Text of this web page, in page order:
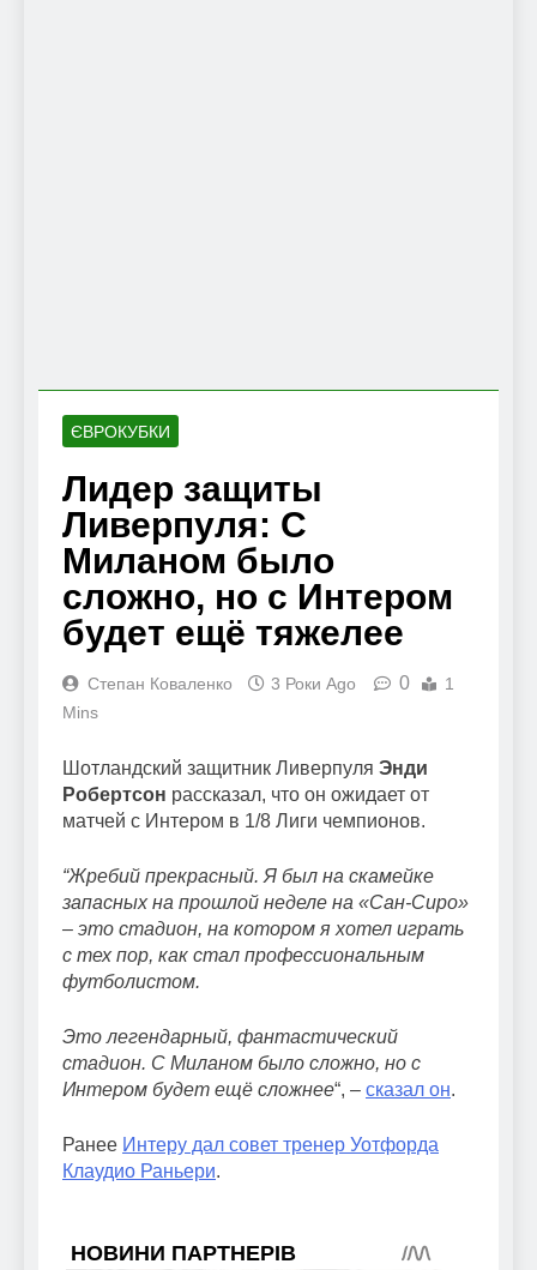
ЄВРОКУБКИ
Лидер защиты
Ливерпуля: С
Миланом было
сложно, но с Интером
будет ещё тяжелее
Степан Коваленко 3 Роки Ago 0
1
Mins
Шотландский защитник Ливерпуля Энди
Робертсон рассказал, что он ожидает от
матчей с Интером в 1/8 Лиги чемпионов.
“Жребий прекрасный. Я был на скамейке
запасных на прошлой неделе на «Сан-Сиро»
– это стадион, на котором я хотел играть
с тех пор, как стал профессиональным
футболистом.
Это легендарный, фантастический
стадион. С Миланом было сложно, но с
Интером будет ещё сложнее“, – сказал он.
Ранее Интеру дал совет тренер Уотфорда
Клаудио Раньери.